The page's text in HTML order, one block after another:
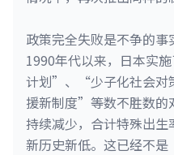
政策完全失败是不争的事
1990年代以来，日本实
计划”、“少子化社会
援新制度”等数不胜数的
持续减少，合计特殊出
新历史新低。这已经不